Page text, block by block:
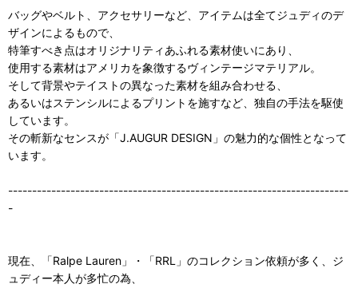
バッグやベルト、アクセサリーなど、アイテムは全てジュディのデ
ザインによるもので、
特筆すべき点はオリジナリティあふれる素材使いにあり、
使用する素材はアメリカを象徴するヴィンテージマテリアル。
そして背景やテイストの異なった素材を組み合わせる、
あるいはステンシルによるプリントを施すなど、独自の手法を駆使
しています。
その斬新なセンスが「J.AUGUR DESIGN」の魅力的な個性となって
います。
-----------------------------------------------------------------------
-
現在、「Ralpe Lauren」・「RRL」のコレクション依頼が多く、ジ
ュディー本人が多忙の為、